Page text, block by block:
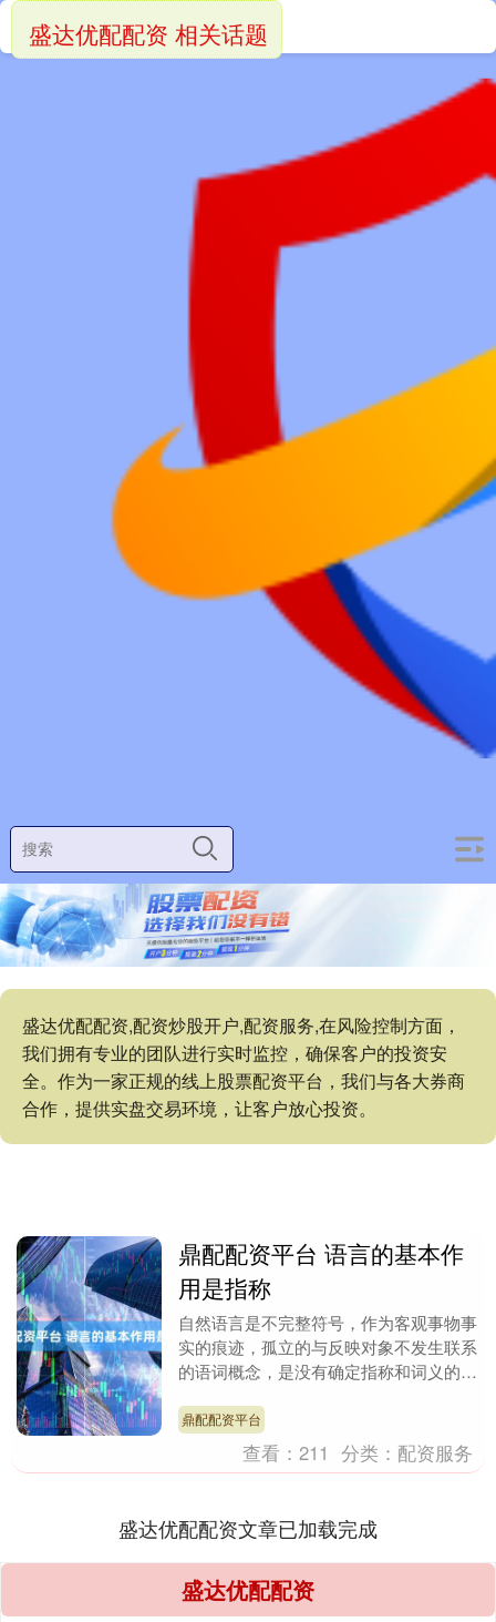
盛达优配配资,配资炒股开户,配资服务,在风险控制方面，
我们拥有专业的团队进行实时监控，确保客户的投资安
全。作为一家正规的线上股票配资平台，我们与各大券商
合作，提供实盘交易环境，让客户放心投资。
盛达优配配资 相关话题
鼎配配资平台 语言的基本作
用是指称
自然语言是不完整符号，作为客观事物事
实的痕迹，孤立的与反映对象不发生联系
的语词概念，是没有确定指称和词义的。
没有离开语法和....
鼎配配资平台
查看：211 分类： 配资服务
盛达优配配资文章已加载完成
盛达优配配资